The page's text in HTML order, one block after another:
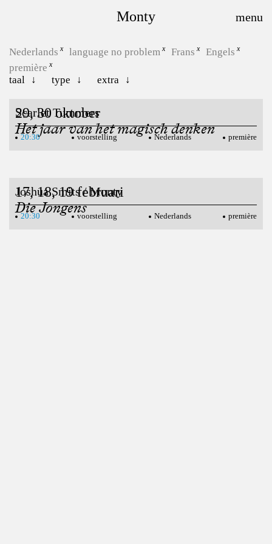
Monty
Nederlands language no problem Frans
Engels
première
taal
type extra
29, 30 oktober
Het jaar van het magisch denken
Scarlet Tummers
20:30 voorstelling Nederlands première
17, 18, 19 februari
Die Jongens
Joshua Smits / Monty
20:30 voorstelling Nederlands première